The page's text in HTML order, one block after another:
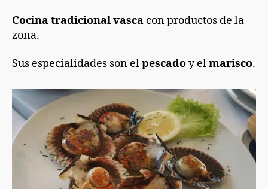
Cocina tradicional vasca con productos de la
zona.
Sus especialidades son elpescadoy elmarisco.